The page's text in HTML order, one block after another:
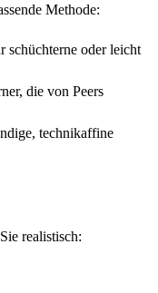
Methode:
schüchterne oder leicht
die von Peers
technikaffine
realistisch: